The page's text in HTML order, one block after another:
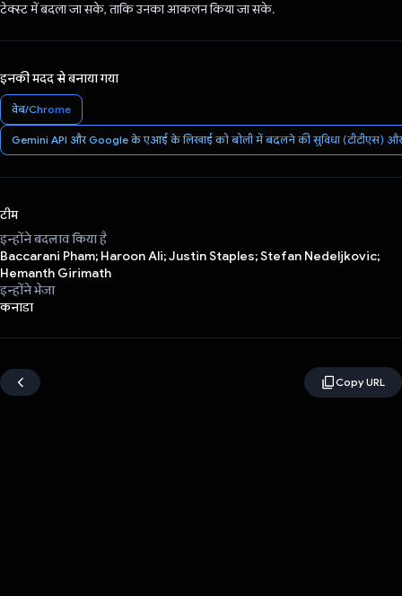
टेक्स्ट में बदला जा सके, ताकि उनका आकलन किया जा सके.
इनकी मदद से बनाया गया
वेब/Chrome
Gemini API और Google के एआई के लिखाई को बोली में बदलने की सुविधा (टीटीएस)
टीम
इन्होंने बदलाव किया है
Baccarani Pham; Haroon Ali; Justin Staples; Stefan Nedeljkovic;
Hemanth Girimath
इन्होंने भेजा
कनाडा